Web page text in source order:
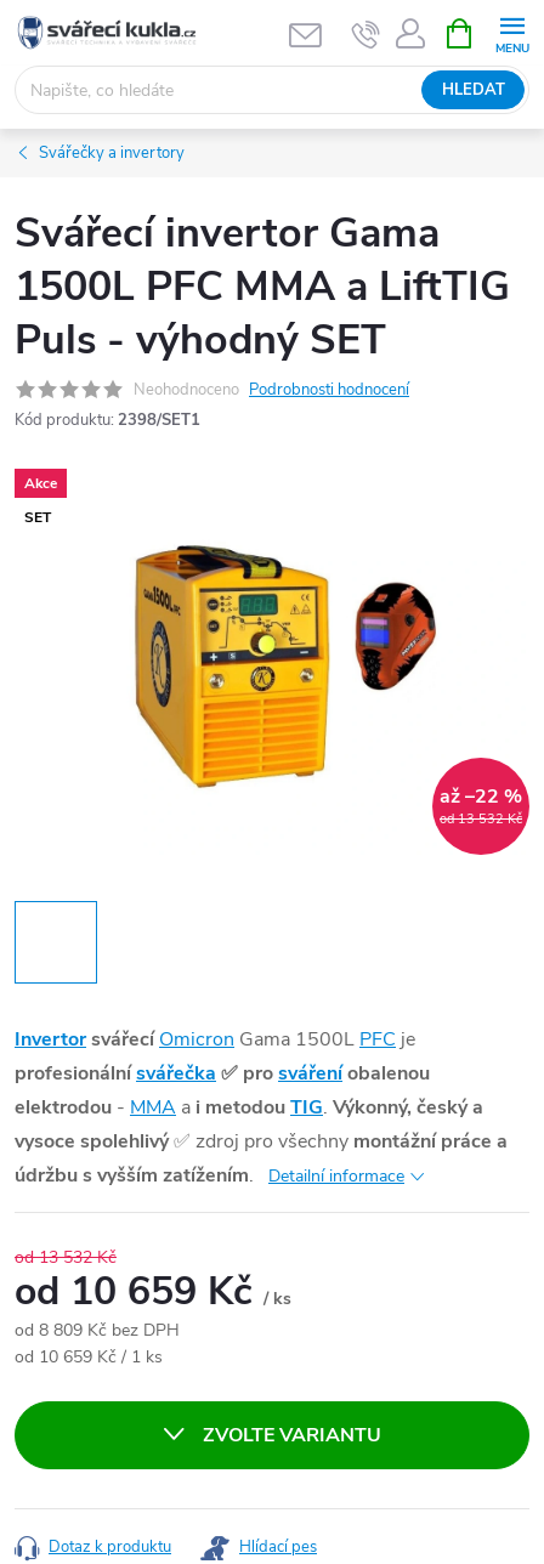
Přejít na obsah
HLEDAT
Svářečky a invertory
Svářecí invertor Gama
1500L PFC MMA a LiftTIG
Puls - výhodný SET
Neohodnoceno Podrobnosti hodnocení
Kód produktu: 2398/SET1
Akce
SET
od 13 532 Kč
až –22 %
Invertorsvářecí Omicron Gama 1500L PFC je
profesionálnísvářečka ✅ prosvářeníobalenou
elektrodou - MMA a i metodouTIG. Výkonný, český a
vysoce spolehlivý✅ zdroj pro všechny montážní práce a
údržbu s vyšším zatížením. Detailní informace
od 13 532 Kč
od 10 659 Kč / ks
od 8 809 Kč bez DPH
Měrná cena:
od 10 659 Kč / 1 ks
ZVOLTE VARIANTU
Dotaz k produktu Hlídací pes